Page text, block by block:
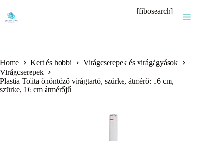
content
[fibosearch]
Home Kert és hobbi
Virágcserepek és virágágyások
Virágcserepek
Plastia Tolita önöntöző virágtartó, szürke, átmérő: 16 cm,
szürke, 16 cm átmérőjű